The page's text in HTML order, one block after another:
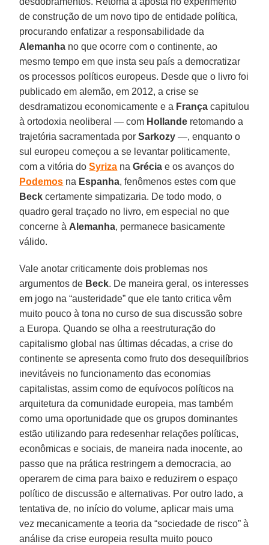
de construção de um novo tipo de entidade política,
procurando enfatizar a responsabilidade da
Alemanha no que ocorre com o continente, ao
mesmo tempo em que insta seu país a democratizar
os processos políticos europeus. Desde que o livro foi
publicado em alemão, em 2012, a crise se
desdramatizou economicamente e a França capitulou
à ortodoxia neoliberal — com Hollande retomando a
trajetória sacramentada porSarkozy —, enquanto o
sul europeu começou a se levantar politicamente,
com a vitória doSyriza naGrécia e os avanços do
Podemos na Espanha, fenômenos estes com que
Beck certamente simpatizaria. De todo modo, o
quadro geral traçado no livro, em especial no que
concerne à Alemanha, permanece basicamente
válido.
Vale anotar criticamente dois problemas nos
argumentos de Beck. De maneira geral, os interesses
em jogo na “austeridade” que ele tanto critica vêm
muito pouco à tona no curso de sua discussão sobre
a Europa. Quando se olha a reestruturação do
capitalismo global nas últimas décadas, a crise do
continente se apresenta como fruto dos desequilíbrios
inevitáveis no funcionamento das economias
capitalistas, assim como de equívocos políticos na
arquitetura da comunidade europeia, mas também
como uma oportunidade que os grupos dominantes
estão utilizando para redesenhar relações políticas,
econômicas e sociais, de maneira nada inocente, ao
passo que na prática restringem a democracia, ao
operarem de cima para baixo e reduzirem o espaço
político de discussão e alternativas. Por outro lado, a
tentativa de, no início do volume, aplicar mais uma
vez mecanicamente a teoria da “sociedade de risco” à
análise da crise europeia resulta muito pouco